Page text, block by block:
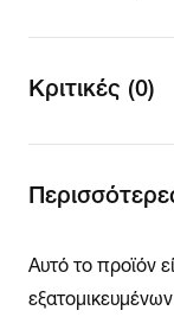
Κριτικές (0)
Αυτό το προϊόν